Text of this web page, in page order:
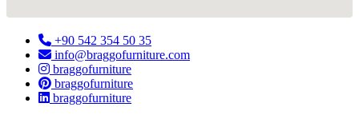
+90 542 354 50 35
info@braggofurniture.com
braggofurniture
braggofurniture
braggofurniture